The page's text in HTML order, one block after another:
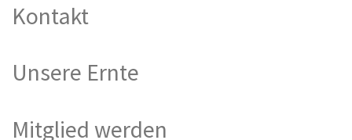
Kontakt
Unsere Ernte
Mitglied werden